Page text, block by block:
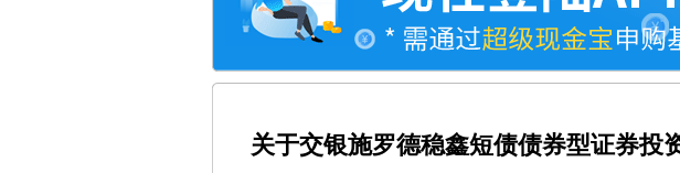
关于交银施罗德稳鑫短债债券型证券投